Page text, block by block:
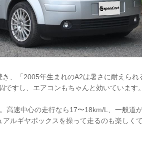
、「2005年生まれのA2は暑さに耐えられ
すし、エアコンもちゃんと効いています。
高速中心の走行なら17〜18km/L、一般道
ルギヤボックスを操って走るのも楽しく